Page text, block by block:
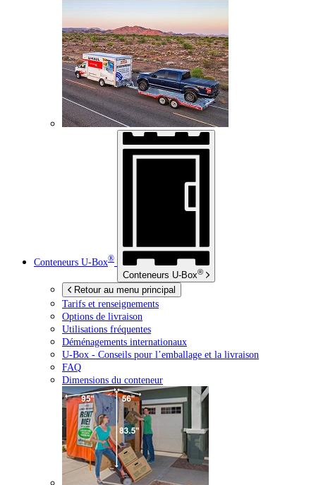
Conteneurs U-Box®
Conteneurs U-Box®
Retour au menu principal
Tarifs et renseignements
Options de livraison
Utilisations fréquentes
Déménagements internationaux
U-Box - Conseils pour l’emballage et la livraison
FAQ
Dimensions du conteneur